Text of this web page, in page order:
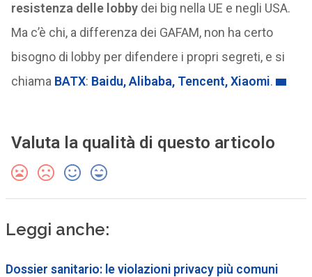
resistenza delle lobbydei big nella UE e negli USA.
Ma c’è chi, a differenza dei GAFAM, non ha certo
bisogno di lobby per difendere i propri segreti, e si
chiama BATX: Baidu, Alibaba, Tencent, Xiaomi.
Valuta la qualità di questo articolo
Leggi anche:
Dossier sanitario: le violazioni privacy più comuni